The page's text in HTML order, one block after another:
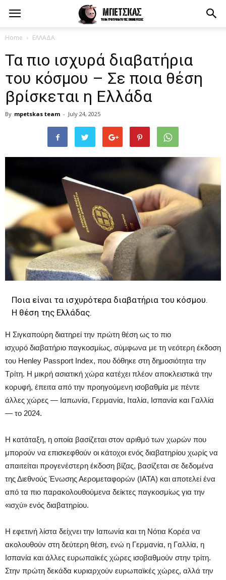
Home ΕΛΛΑΔΑ
Τα πιο ισχυρά διαβατήρια
του κόσμου – Σε ποια θέση
βρίσκεται η Ελλάδα
By mpetskas team - July 24, 2025
Ποια είναι τα ισχυρότερα διαβατήρια του κόσμου.
Η θέση της Ελλάδας.
Η Σιγκαπούρη διατηρεί την πρώτη θέση ως το πιο
ισχυρό διαβατήριο παγκοσμίως, σύμφωνα με τη νεότερη έκδοση
του Henley Passport Index, που δόθηκε στη δημοσιότητα την
Τρίτη. Η μικρή ασιατική χώρα κατέχει πλέον αποκλειστικά την
κορυφή, έπειτα από την προηγούμενη ισοβαθμία με πέντε
άλλες χώρες — Ιαπωνία, Γερμανία, Ιταλία, Ισπανία και Γαλλία
— το 2024.
Η κατάταξη, η οποία βασίζεται στον αριθμό των χωρών που
μπορούν να επισκεφθούν οι κάτοχοι ενός διαβατηρίου χωρίς να
απαιτείται προγενέστερη έκδοση βίζας, βασίζεται σε δεδομένα
της Διεθνούς Ένωσης Αερομεταφορών (IATA) και αποτελεί ένα
από τα πιο παρακολουθούμενα δείκτες παγκοσμίως για την
«ισχύ» ενός διαβατηρίου.
Η εφετινή λίστα δείχνει την Ιαπωνία και τη Νότια Κορέα να
ακολουθούν στη δεύτερη θέση, ενώ η Γερμανία, η Γαλλία, η
Ισπανία και άλλες ευρωπαϊκές χώρες ισοβαθμούν στην τρίτη.
Στην πρώτη δεκάδα κυριαρχούν ευρωπαϊκές χώρες, αλλά την